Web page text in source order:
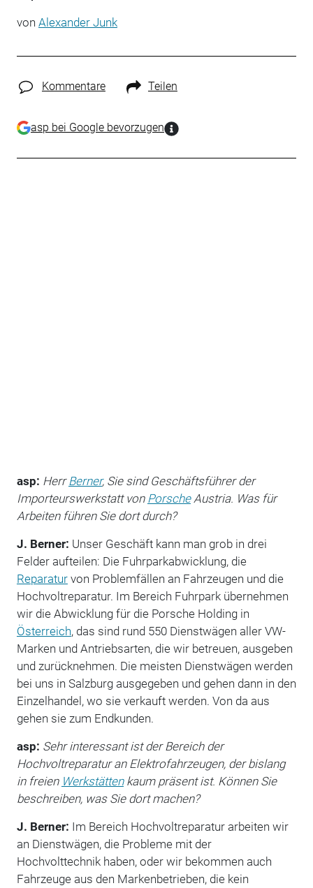
von Alexander Junk
Kommentare Teilen
asp bei Google bevorzugen
asp: HerrBerner, Sie sind Geschäftsführer der
Importeurswerkstatt von PorscheAustria. Was für
Arbeiten führen Sie dort durch?
J. Berner: Unser Geschäft kann man grob in drei
Felder aufteilen: Die Fuhrparkabwicklung, die
Reparaturvon Problemfällen an Fahrzeugen und die
Hochvoltreparatur. Im Bereich Fuhrpark übernehmen
wir die Abwicklung für die Porsche Holding in
Österreich, das sind rund 550 Dienstwägen aller VW-
Marken und Antriebsarten, die wir betreuen, ausgeben
und zurücknehmen. Die meisten Dienstwägen werden
bei uns in Salzburg ausgegeben und gehen dann in den
Einzelhandel, wo sie verkauft werden. Von da aus
gehen sie zum Endkunden.
asp: Sehr interessant ist der Bereich der
Hochvoltreparatur an Elektrofahrzeugen, der bislang
in freien Werkstättenkaum präsent ist. Können Sie
beschreiben, was Sie dort machen?
J. Berner: Im Bereich Hochvoltreparatur arbeiten wir
an Dienstwägen, die Probleme mit der
Hochvolttechnik haben, oder wir bekommen auch
Fahrzeuge aus den Markenbetrieben, die kein